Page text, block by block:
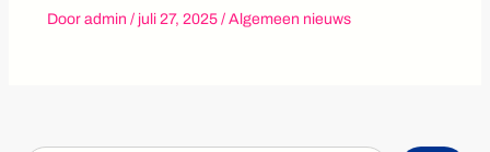
Door admin / juli 27, 2025 / Algemeen nieuws